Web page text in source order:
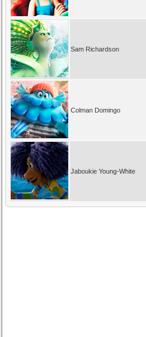
Sam Richardson
Colman Domingo
Jaboukie Young-White